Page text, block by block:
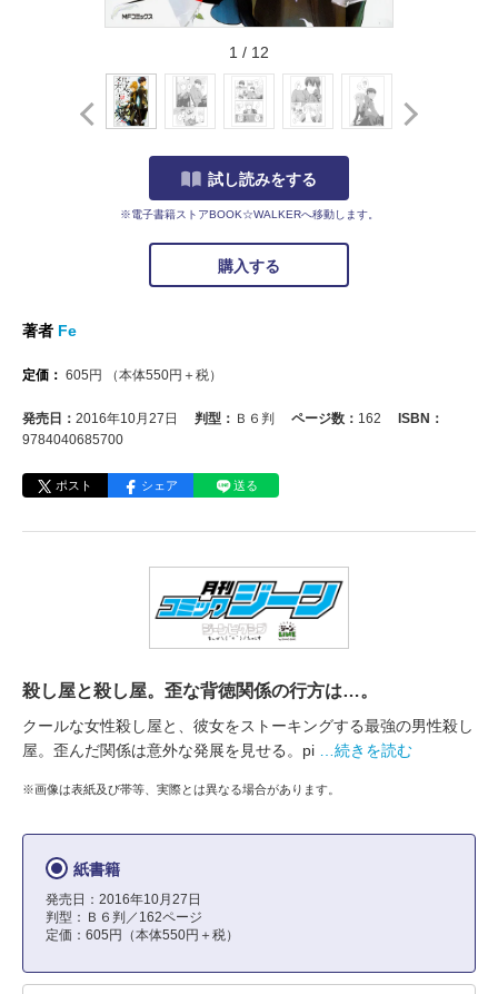
1 / 12
試し読みをする
※電子書籍ストアBOOK☆WALKERへ移動します。
購入する
著者 Fe
定価： 605 円 （本体550円＋税）
発売日： 2016年10月27日 判型： Ｂ６判 ページ数： 162
ISBN：
9784040685700
ポスト シェア 送る
殺し屋と殺し屋。歪な背徳関係の行方は…。
クールな女性殺し屋と、彼女をストーキングする最強の男性殺し
屋。歪んだ関係は意外な発展を見せる。pi
…続きを読む
※画像は表紙及び帯等、実際とは異なる場合があります。
紙書籍
発売日：2016年10月27日
判型：Ｂ６判／162ページ
定価：605円（本体550円＋税）